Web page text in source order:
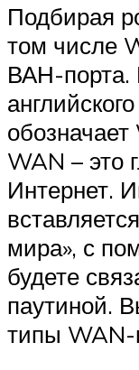
Подбирая
том числе
ВАН-порта.
WAN – это
Интернет.
мира», с
будете
паутиной.
типы WAN-